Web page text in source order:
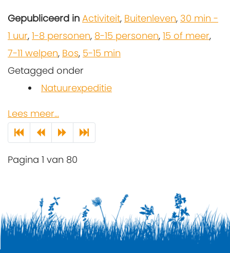
Gepubliceerd in Activiteit, Buitenleven, 30 min -
1 uur, 1-8 personen, 8-15 personen, 15 of meer,
7-11 welpen, Bos, 5-15 min
Getagged onder
Natuurexpeditie
Lees meer...
Pagina 1 van 80